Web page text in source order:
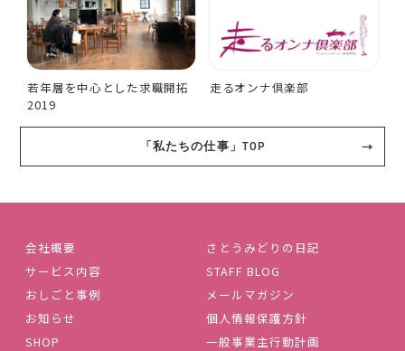
若年層を中心とした求職開拓
2019
走るオンナ倶楽部
「私たちの仕事」TOP
会社概要
サービス内容
おしごと事例
お知らせ
SHOP
さとうみどりの日記
STAFF BLOG
メールマガジン
個人情報保護方針
一般事業主行動計画